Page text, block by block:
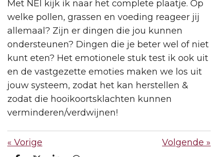
Met NEI kijk ik naar het complete plaatje. Op
welke pollen, grassen en voeding reageer jij
allemaal? Zijn er dingen die jou kunnen
ondersteunen? Dingen die je beter wel of niet
kunt eten? Het emotionele stuk test ik ook uit
en de vastgezette emoties maken we los uit
jouw systeem, zodat het kan herstellen &
zodat die hooikoortsklachten kunnen
verminderen/verdwijnen!
« Vorige Volgende »